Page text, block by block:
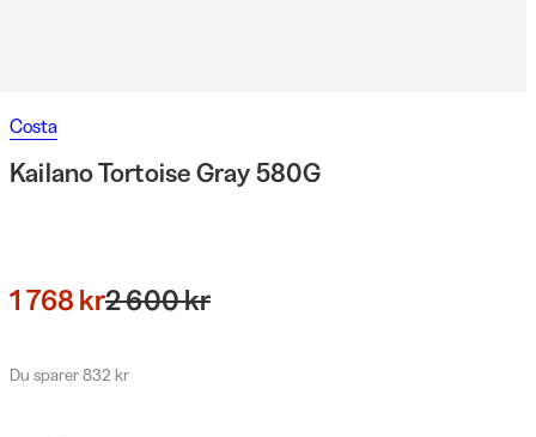
Costa
Kailano Tortoise Gray 580G
1 768 kr2 600 kr
Du sparer 832 kr